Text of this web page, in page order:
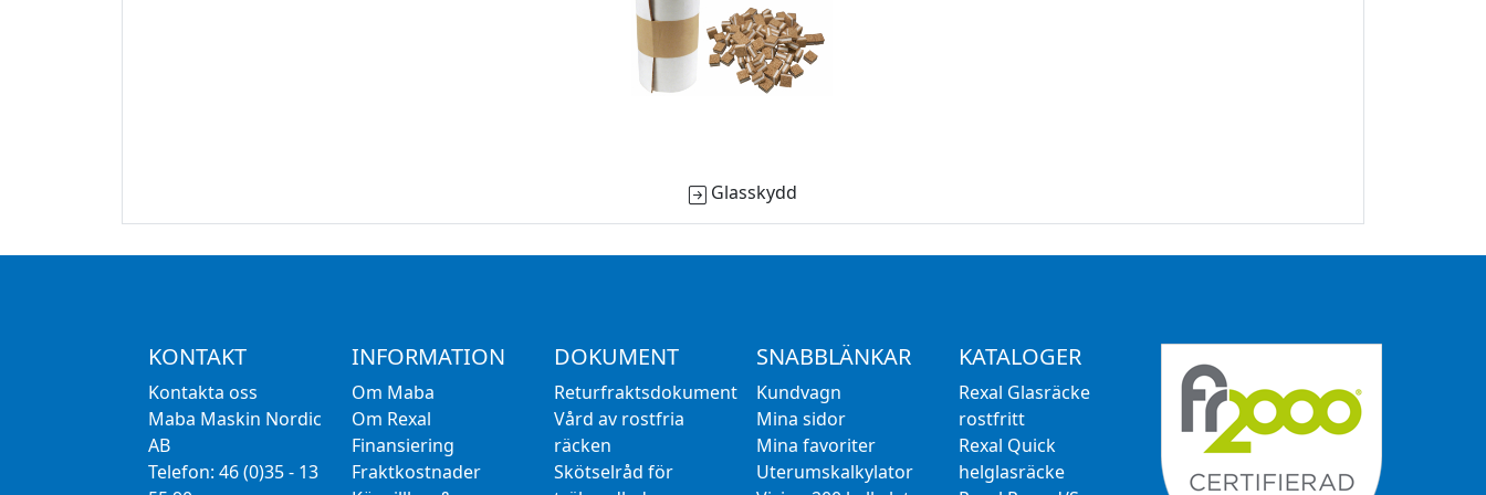
Glasskydd
KONTAKT
Kontakta oss
Maba Maskin Nordic
AB
Telefon: 46 (0)35 - 13
INFORMATION
Om Maba
Om Rexal
Finansiering
Fraktkostnader
DOKUMENT
Returfraktsdokument
Vård av rostfria
räcken
Skötselråd för
SNABBLÄNKAR
Kundvagn
Mina sidor
Mina favoriter
Uterumskalkylator
KATALOGER
Rexal Glasräcke
rostfritt
Rexal Quick
helglasräcke